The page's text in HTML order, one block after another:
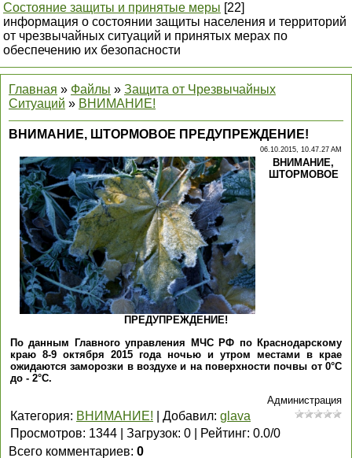
Состояние защиты и принятые меры [22]
информация о состоянии защиты населения и территорий
от чрезвычайных ситуаций и принятых мерах по
обеспечению их безопасности
Главная » Файлы » Защита от Чрезвычайных
Ситуаций » ВНИМАНИЕ!
ВНИМАНИЕ, ШТОРМОВОЕ ПРЕДУПРЕЖДЕНИЕ!
06.10.2015, 10.47.27 AM
ВНИМАНИЕ,
ШТОРМОВОЕ
ПРЕДУПРЕЖДЕНИЕ!
По данным Главного управления МЧС РФ по Краснодарскому
краю 8-9 октября 2015 года ночью и утром местами в крае
ожидаются заморозки в воздухе и на поверхности почвы от 0°С
до - 2°С.
Администрация
Категория: ВНИМАНИЕ! Добавил: glava
Просмотров: 1344 Загрузок: 0 Рейтинг: 0.0/0
Всего комментариев: 0